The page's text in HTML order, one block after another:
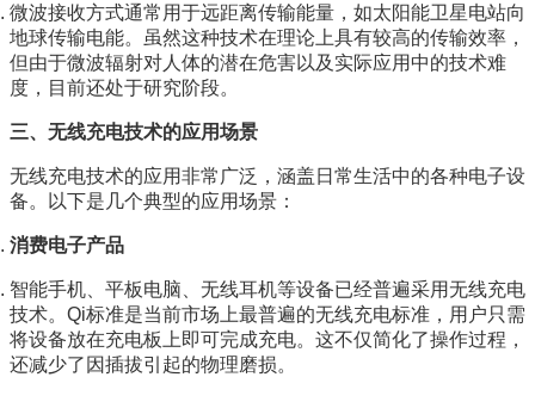
微波接收方式通常用于远距离传输能量，如太阳能卫星电站向
地球传输电能。虽然这种技术在理论上具有较高的传输效率，
但由于微波辐射对人体的潜在危害以及实际应用中的技术难
度，目前还处于研究阶段。
三、无线充电技术的应用场景
无线充电技术的应用非常广泛，涵盖日常生活中的各种电子设
备。以下是几个典型的应用场景：
消费电子产品
智能手机、平板电脑、无线耳机等设备已经普遍采用无线充电
技术。Qi标准是当前市场上最普遍的无线充电标准，用户只需
将设备放在充电板上即可完成充电。这不仅简化了操作过程，
还减少了因插拔引起的物理磨损。